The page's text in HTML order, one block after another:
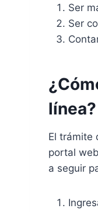
Ser
Ser
línea?
El trámite
portal
a seguir